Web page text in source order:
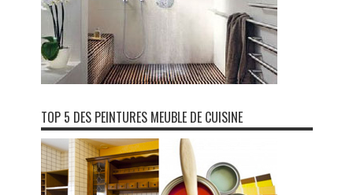
TOP 5 DES PEINTURES MEUBLE DE CUISINE